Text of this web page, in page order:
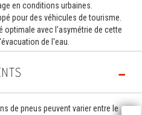
en conditions urbaines.
pour des véhicules de tourisme.
optimale avec l'asymétrie de cette
de l'eau.
de pneus peuvent varier entre le